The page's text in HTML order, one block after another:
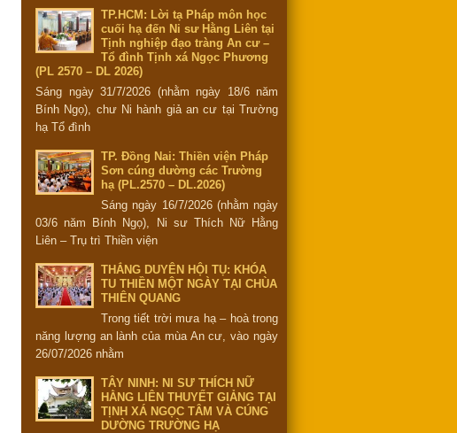
TP.HCM: Lời tạ Pháp môn học
cuối hạ đến Ni sư Hằng Liên tại
Tịnh nghiệp đạo tràng An cư –
Tổ đình Tịnh xá Ngọc Phương
(PL 2570 – DL 2026)
Sáng ngày 31/7/2026 (nhằm ngày 18/6 năm
Bính Ngọ), chư Ni hành giả an cư tại Trường
hạ Tổ đình
TP. Đồng Nai: Thiền viện Pháp
Sơn cúng dường các Trường
hạ (PL.2570 – DL.2026)
Sáng ngày 16/7/2026 (nhằm ngày
03/6 năm Bính Ngọ), Ni sư Thích Nữ Hằng
Liên – Trụ trì Thiền viện
THẮNG DUYÊN HỘI TỤ: KHÓA
TU THIỀN MỘT NGÀY TẠI CHÙA
THIÊN QUANG
Trong tiết trời mưa hạ – hoà trong
năng lượng an lành của mùa An cư, vào ngày
26/07/2026 nhằm
TÂY NINH: NI SƯ THÍCH NỮ
HẰNG LIÊN THUYẾT GIẢNG TẠI
TỊNH XÁ NGỌC TÂM VÀ CÚNG
DƯỜNG TRƯỜNG HẠ